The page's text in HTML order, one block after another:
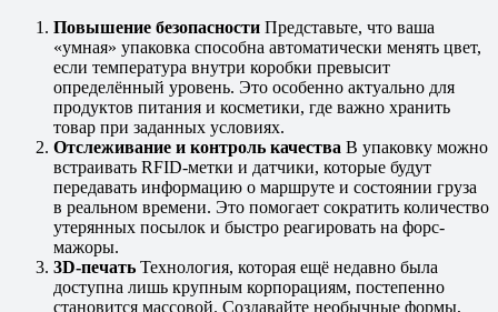
Повышение безопасности Представьте, что ваша
«умная» упаковка способна автоматически менять цвет,
если температура внутри коробки превысит
определённый уровень. Это особенно актуально для
продуктов питания и косметики, где важно хранить
товар при заданных условиях.
Отслеживание и контроль качества В упаковку можно
встраивать RFID-метки и датчики, которые будут
передавать информацию о маршруте и состоянии груза
в реальном времени. Это помогает сократить количество
утерянных посылок и быстро реагировать на форс-
мажоры.
3D-печать Технология, которая ещё недавно была
доступна лишь крупным корпорациям, постепенно
становится массовой. Создавайте необычные формы,